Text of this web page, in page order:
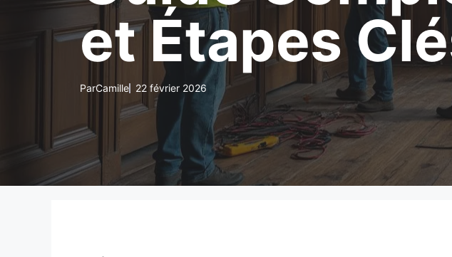
et Étapes
ParCamille 22 février 2026